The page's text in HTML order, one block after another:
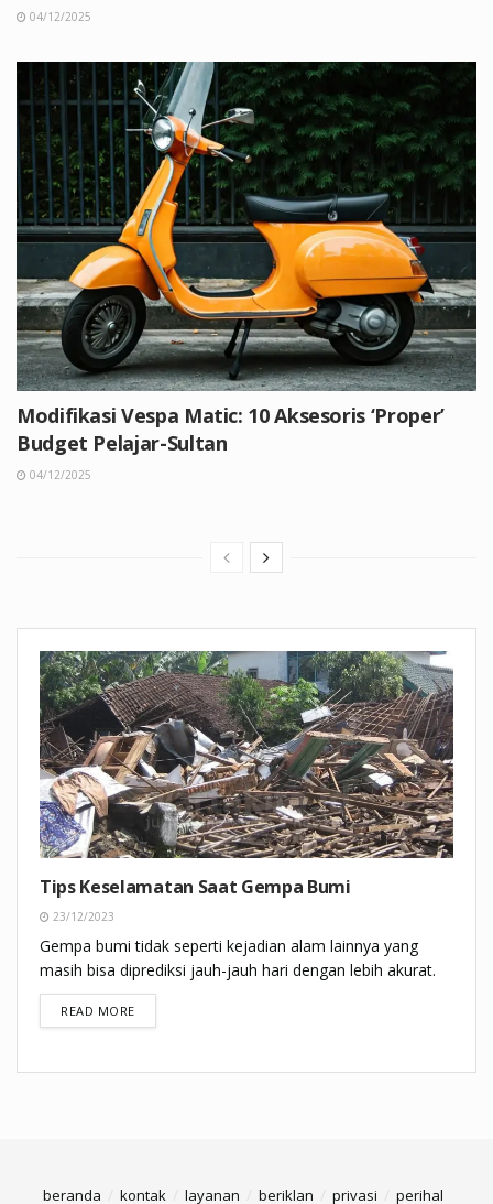
04/12/2025
Modifikasi Vespa Matic: 10 Aksesoris ‘Proper’
Budget Pelajar-Sultan
04/12/2025
Tips Keselamatan Saat Gempa Bumi
23/12/2023
Gempa bumi tidak seperti kejadian alam lainnya yang
masih bisa diprediksi jauh-jauh hari dengan lebih akurat.
READ MOREDETAILS
beranda kontak layanan beriklan privasi perihal